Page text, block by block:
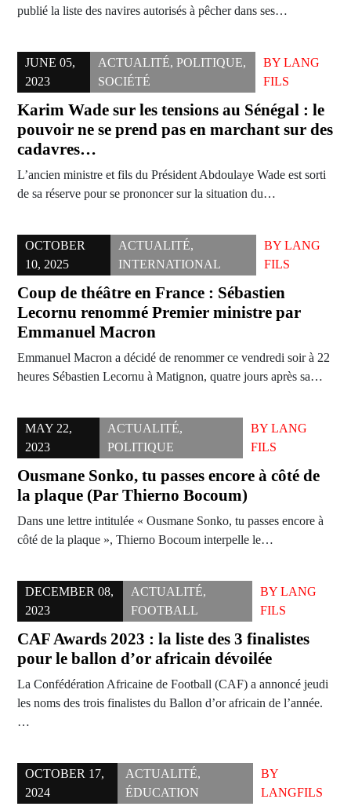
publié la liste des navires autorisés à pêcher dans ses…
JUNE 05,
2023
ACTUALITÉ,POLITIQUE,
SOCIÉTÉ
BYLANG
FILS
Karim Wade sur les tensions au Sénégal : le
pouvoir ne se prend pas en marchant sur des
cadavres…
L’ancien ministre et fils du Président Abdoulaye Wade est sorti
de sa réserve pour se prononcer sur la situation du…
OCTOBER
10, 2025
ACTUALITÉ,
INTERNATIONAL
BYLANG
FILS
Coup de théâtre en France : Sébastien
Lecornu renommé Premier ministre par
Emmanuel Macron
Emmanuel Macron a décidé de renommer ce vendredi soir à 22
heures Sébastien Lecornu à Matignon, quatre jours après sa…
MAY 22,
2023
ACTUALITÉ,
POLITIQUE
BY LANG
FILS
Ousmane Sonko, tu passes encore à côté de
la plaque (Par Thierno Bocoum)
Dans une lettre intitulée « Ousmane Sonko, tu passes encore à
côté de la plaque », Thierno Bocoum interpelle le…
DECEMBER 08,
2023
ACTUALITÉ,
FOOTBALL
BY LANG
FILS
CAF Awards 2023 : la liste des 3 finalistes
pour le ballon d’or africain dévoilée
La Confédération Africaine de Football (CAF) a annoncé jeudi
les noms des trois finalistes du Ballon d’or africain de l’année.
…
OCTOBER 17,
2024
ACTUALITÉ,
ÉDUCATION
BY
LANGFILS